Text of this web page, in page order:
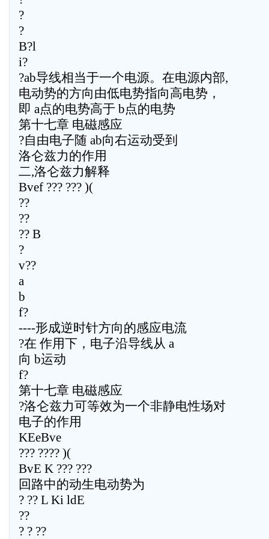
?
?
B?l
i?
?ab导线相当于一个电源。在电源内部,
电动势的方向由低电势指向高电势，
即 a点的电势高于 b点的电势
第十七章 电磁感应
?自由电子随 ab向右运动受到
洛仑兹力的作用
二,洛仑兹力解释
Bvef ??? ??? )(
??
??
?? B
?
v??
a
b
f?
----形成逆时针方向的感应电流
?在 作用下，电子沿导线从 a
向 b运动
f?
第十七章 电磁感应
?洛仑兹力可等效为一个非静电性场对
电子的作用
KEeBve
??? ???? )(
BvE K ??? ???
回路中的动生电动势为
? ?? L Ki ldE
??
? ? ??